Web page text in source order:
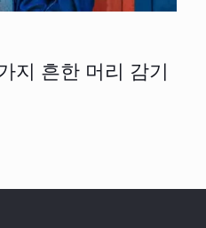
지 흔한 머리 감기